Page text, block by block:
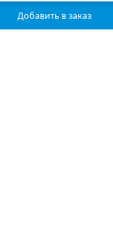
Добавить в заказ